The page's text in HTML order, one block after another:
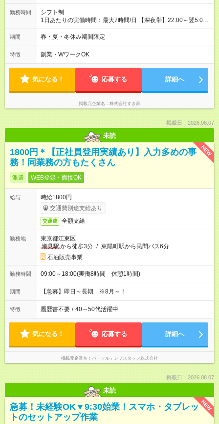
勤務時間
シフト制
1日あたりの実働時間：最大7時間/日 【深夜帯】22:00～翌5:00
週2日～・1日2h～OK◎ ※22:00から翌5:00までは18歳以上の方
のみ勤務可能です（18歳未満の深夜業務禁止のため） ★深夜で
す。 必ず、2名以上での勤務を行いますので、安心して働けま
す。
期間 春・夏・冬休み期間限定
特徴 副業・WワークOK
気になる！ 応募する 詳細へ
掲載元企業名 株式会社すき家
掲載日：2026.08.07
未読
NEW
1800円＊【正社員登用実績あり】入力多めの事
務！同業務の方もたくさん
派遣 WEB登録・面接OK
給与
時給1800円
交通費別途支給あり
交通費 全額支給
勤務地
東京都江東区
潮見駅から徒歩3分 / 東陽町駅から民間バス6分
石油販売事業
勤務時間 09:00～18:00(実働8時間 休憩1時間)
期間 【急募】即日～長期 ※8月～！
特徴 履歴書不要 / 40～50代活躍中
気になる！ 応募する 詳細へ
掲載元企業名 パーソルテンプスタッフ株式会社
掲載日：2026.08.07
未読
NEW
急募！未経験OK▼9:30始業！スマホ・タブレッ
トのセットアップ作業